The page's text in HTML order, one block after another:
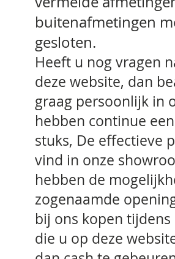
buitenafmetingen
gesloten.
Heeft u nog vragen
deze website, dan
graag persoonlijk in
hebben continue
stuks, De effectieve
vind in onze
hebben de
zogenaamde
bij ons kopen
die u op deze